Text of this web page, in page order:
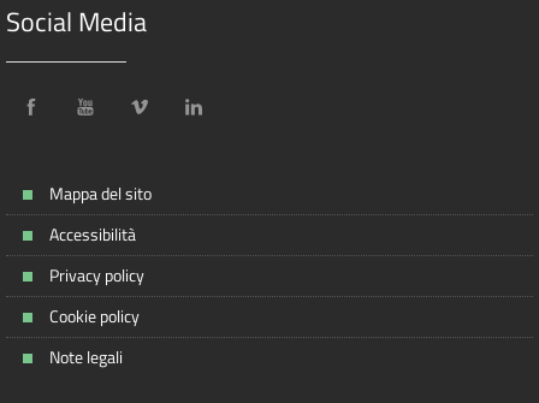
Social Media
Mappa del sito
Accessibilità
Privacy policy
Cookie policy
Note legali